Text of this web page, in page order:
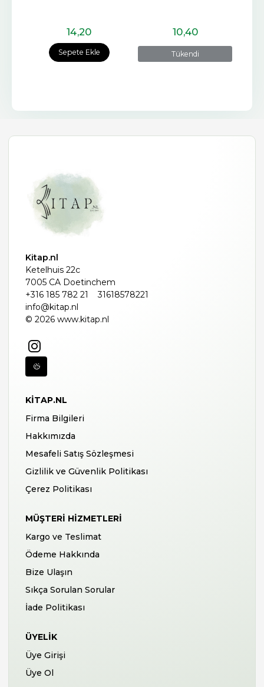
Sepete Ekle
14,20
Tükendi
10,40
Kitap.nl
Ketelhuis 22c
7005 CA Doetinchem
+316 185 782 21
31618578221
info@kitap.nl
© 2026 www.kitap.nl
KITAP.NL
Firma Bilgileri
Hakkımızda
Mesafeli Satış Sözleşmesi
Gizlilik ve Güvenlik Politikası
Çerez Politikası
MÜŞTERI HIZMETLERI
Kargo ve Teslimat
Ödeme Hakkında
Bize Ulaşın
Sıkça Sorulan Sorular
İade Politikası
ÜYELIK
Üye Girişi
Üye Ol